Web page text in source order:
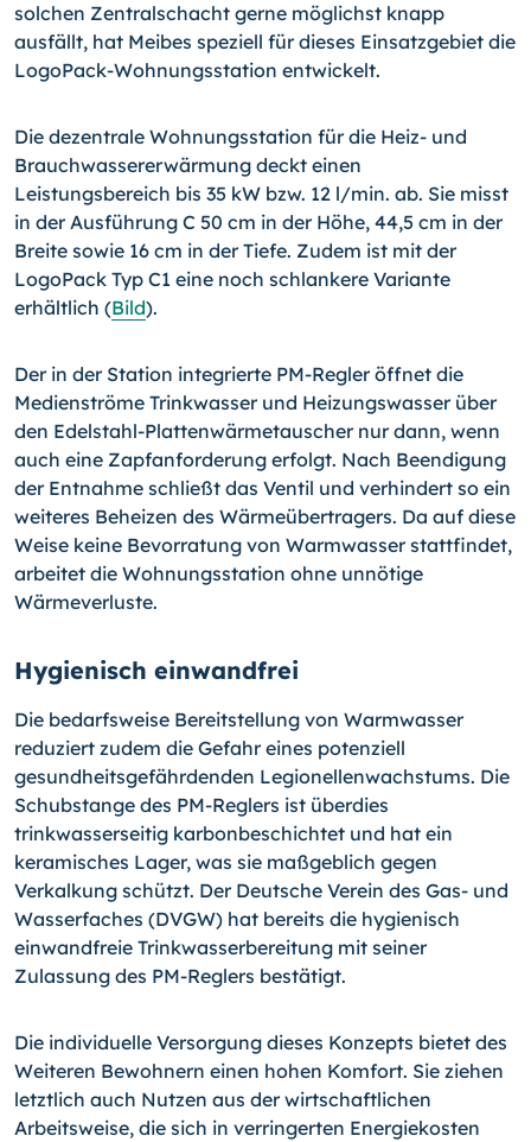
solchen Zentralschacht gerne möglichst knapp
ausfällt, hat Meibes speziell für dieses Einsatzgebiet die
LogoPack-Wohnungsstation entwickelt.
Die dezentrale Wohnungsstation für die Heiz- und
Brauchwassererwärmung deckt einen
Leistungsbereich bis 35 kW bzw. 12 l/min. ab. Sie misst
in der Ausführung C 50 cm in der Höhe, 44,5 cm in der
Breite sowie 16 cm in der Tiefe. Zudem ist mit der
LogoPack Typ C1 eine noch schlankere Variante
erhältlich (Bild).
Der in der Station integrierte PM-Regler öffnet die
Medienströme Trinkwasser und Heizungswasser über
den Edelstahl-Plattenwärmetauscher nur dann, wenn
auch eine Zapfanforderung erfolgt. Nach Beendigung
der Entnahme schließt das Ventil und verhindert so ein
weiteres Beheizen des Wärmeübertragers. Da auf diese
Weise keine Bevorratung von Warmwasser stattfindet,
arbeitet die Wohnungsstation ohne unnötige
Wärmeverluste.
Hygienisch einwandfrei
Die bedarfsweise Bereitstellung von Warmwasser
reduziert zudem die Gefahr eines potenziell
gesundheitsgefährdenden Legionellenwachstums. Die
Schubstange des PM-Reglers ist überdies
trinkwasserseitig karbonbeschichtet und hat ein
keramisches Lager, was sie maßgeblich gegen
Verkalkung schützt. Der Deutsche Verein des Gas- und
Wasserfaches (DVGW) hat bereits die hygienisch
einwandfreie Trinkwasserbereitung mit seiner
Zulassung des PM-Reglers bestätigt.
Die individuelle Versorgung dieses Konzepts bietet des
Weiteren Bewohnern einen hohen Komfort. Sie ziehen
letztlich auch Nutzen aus der wirtschaftlichen
Arbeitsweise, die sich in verringerten Energiekosten